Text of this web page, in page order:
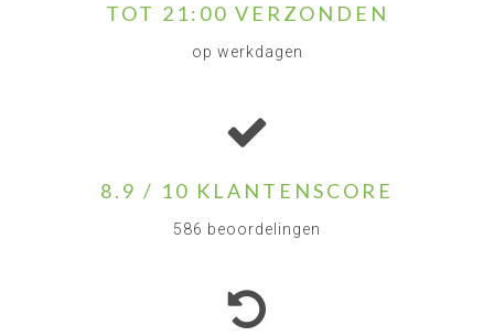
TOT 21:00 VERZONDEN
op werkdagen
8.9 / 10 KLANTENSCORE
586 beoordelingen